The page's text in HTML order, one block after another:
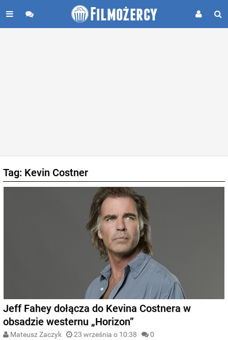
Tag: Kevin Costner
Jeff Fahey dołącza do Kevina Costnera w
obsadzie westernu „Horizon”
Mateusz Zaczyk 23 września o 10:38 0